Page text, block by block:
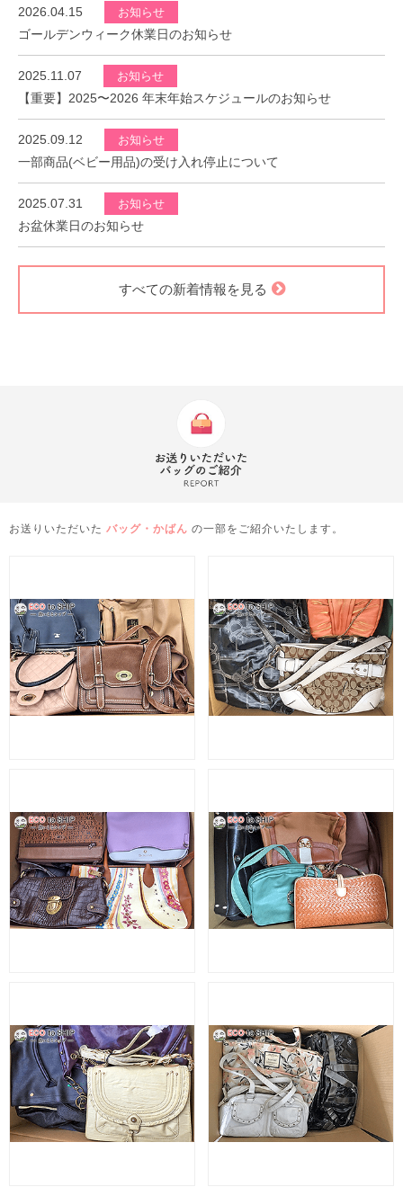
2026.04.15 お知らせ
ゴールデンウィーク休業日のお知らせ
2025.11.07 お知らせ
【重要】2025〜2026 年末年始スケジュールのお知らせ
2025.09.12 お知らせ
一部商品(ベビー用品)の受け入れ停止について
2025.07.31 お知らせ
お盆休業日のお知らせ
すべての新着情報を見る
お送りいただいた バッグ・かばん の一部をご紹介いたします。